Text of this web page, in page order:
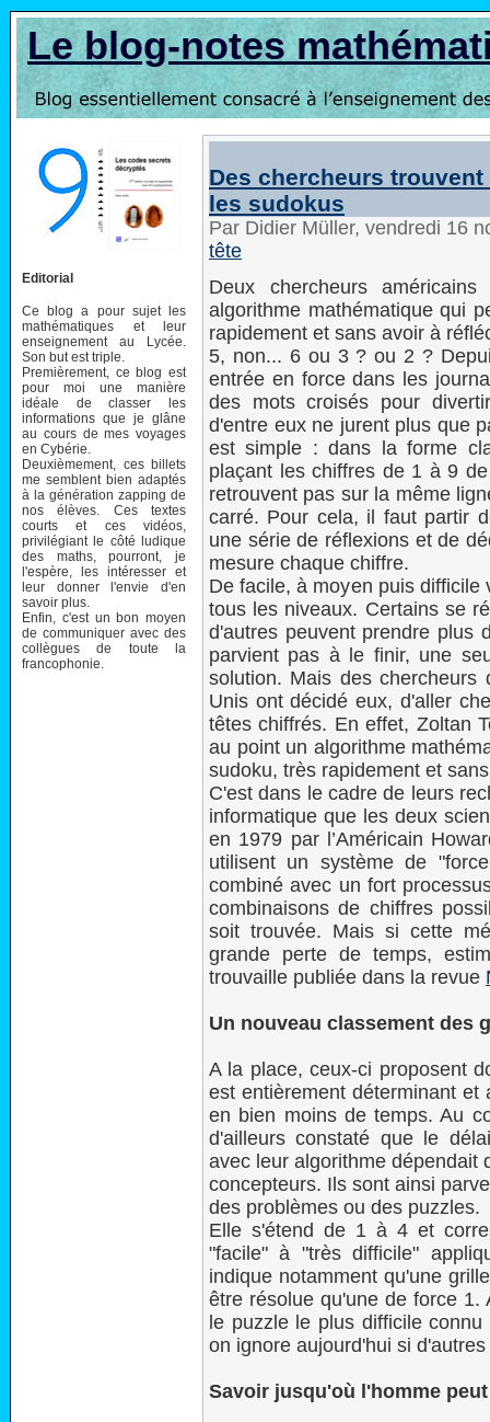
Le blog-notes
Editorial
Ce blog a pour sujet les
mathématiques et leur
enseignement au Lycée.
Son but est triple.
Premièrement, ce blog est
pour moi une manière
idéale de classer les
informations que je glâne
au cours de mes voyages
en Cybérie.
Deuxièmement, ces billets
me semblent bien adaptés
à la génération zapping de
nos élèves. Ces textes
courts et ces vidéos,
privilégiant le côté ludique
des maths, pourront, je
l'espère, les intéresser et
leur donner l'envie d'en
savoir plus.
Enfin, c'est un bon moyen
de communiquer avec des
collègues de toute la
francophonie.
Des chercheurs
les sudokus
Par Didier Müller, vendredi 16
tête
Deux chercheurs
algorithme mathématique qui
rapidement et sans avoir à
5, non... 6 ou 3 ? ou 2 ?
entrée en force dans les
des mots croisés pour
d'entre eux ne jurent plus que
est simple : dans la forme
plaçant les chiffres de 1 à 9
retrouvent pas sur la même
carré. Pour cela, il faut partir
une série de réflexions et de
mesure chaque chiffre.
De facile, à moyen puis
tous les niveaux. Certains se
d'autres peuvent prendre plus
parvient pas à le finir, une
solution. Mais des chercheurs
Unis ont décidé eux, d'aller
têtes chiffrés. En effet, Zoltan
au point un algorithme
sudoku, très rapidement et
C'est dans le cadre de leurs
informatique que les deux
en 1979 par l’Américain
utilisent un système de
combiné avec un fort
combinaisons de chiffres
soit trouvée. Mais si cette
grande perte de temps,
trouvaille publiée dans la revue
Un nouveau classement des
A la place, ceux-ci proposent
est entièrement déterminant
en bien moins de temps. Au
d'ailleurs constaté que le
avec leur algorithme dépendait
concepteurs. Ils sont ainsi
des problèmes ou des puzzles.
Elle s'étend de 1 à 4 et
"facile" à "très difficile"
indique notamment qu'une
être résolue qu'une de force
le puzzle le plus difficile
on ignore aujourd'hui si
Savoir jusqu'où l'homme